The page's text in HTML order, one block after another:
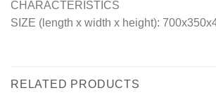
CHARACTERISTICS
SIZE (length x width x height):
RELATED PRODUCTS